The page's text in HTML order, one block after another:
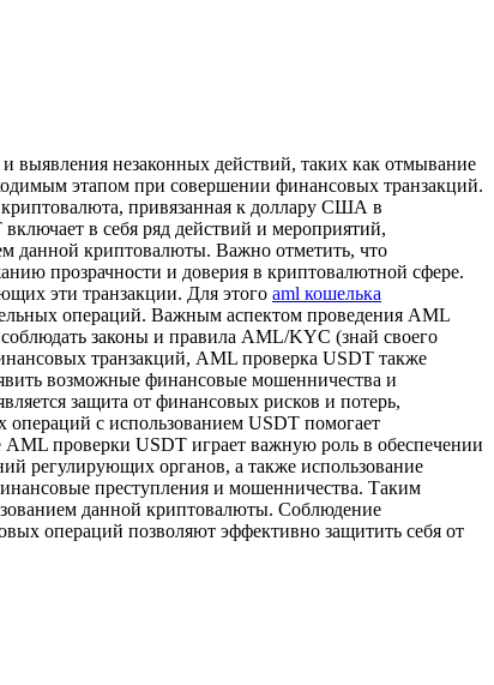
незаконных действий, таких как отмывание
этапом при совершении финансовых транзакций.
привязанная к доллару США в
в себя ряд действий и мероприятий,
данной криптовалюты. Важно отметить, что
прозрачности и доверия в криптовалютной сфере.
эти транзакции. Для этого aml кошелька
операций. Важным аспектом проведения AML
законы и правила AML/KYC (знай своего
транзакций, AML проверка USDT также
возможные финансовые мошенничества и
защита от финансовых рисков и потерь,
с использованием USDT помогает
AML проверки USDT играет важную роль в обеспечении
регулирующих органов, а также использование
преступления и мошенничества. Таким
данной криптовалюты. Соблюдение
операций позволяют эффективно защитить себя от